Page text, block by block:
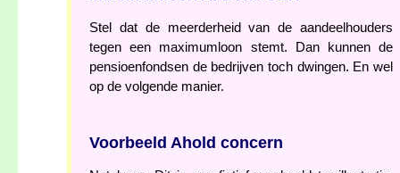
Stel dat de meerderheid van de aandeelhouders
tegen een maximumloon stemt. Dan kunnen de
pensioenfondsen de bedrijven toch dwingen. En wel
op de volgende manier.
Voorbeeld Ahold concern